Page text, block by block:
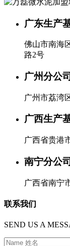
广东生产
佛山市南海
路2号
广州分公司
广州市荔湾
广西生产
广西省贵港
南宁分公司
广西省南宁
联系我们
SEND US A